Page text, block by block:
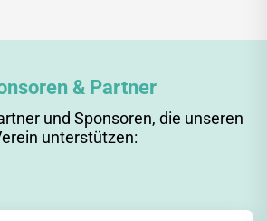
& Partner
und Sponsoren, die unseren
unterstützen: